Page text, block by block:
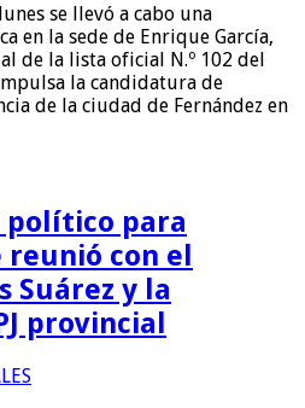
se llevó a cabo una
en la sede de Enrique García,
de la lista oficial N.º 102 del
la candidatura de
de la ciudad de Fernández en
político para
con el
Suárez y la
provincial